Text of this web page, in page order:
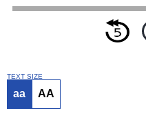
TEXT SIZE
aa AA